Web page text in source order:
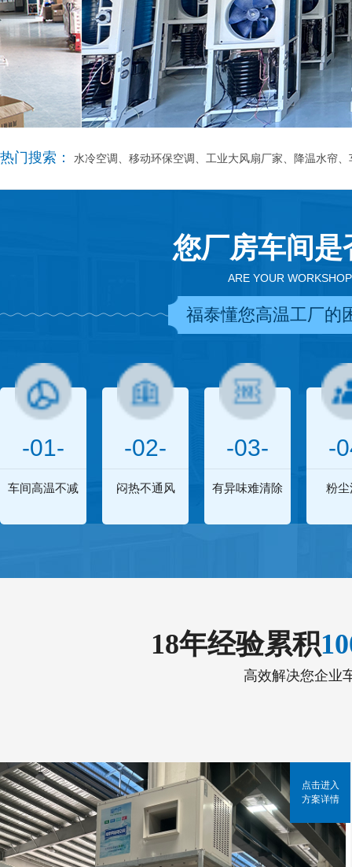
热门搜索： 水冷空调、移动环保空调、工业大风扇厂家、降温水帘
您厂房车间
ARE YOUR
福泰懂您高温工厂的
-01-
车间高温不减
-02-
闷热不通风
-03-
有异味难清除
-
粉尘
18年经验累积
高效解决您企业
点击进入
方案详情